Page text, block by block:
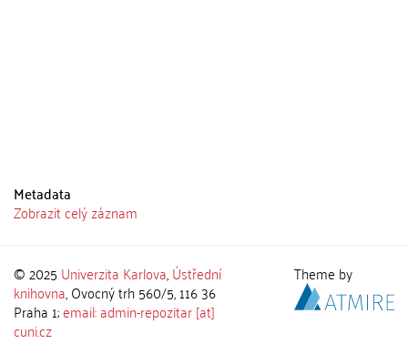
Metadata
Zobrazit celý záznam
© 2025 Univerzita Karlova,Ústřední
knihovna, Ovocný trh 560/5, 116 36
Praha 1;email: admin-repozitar [at]
cuni.cz
Theme by